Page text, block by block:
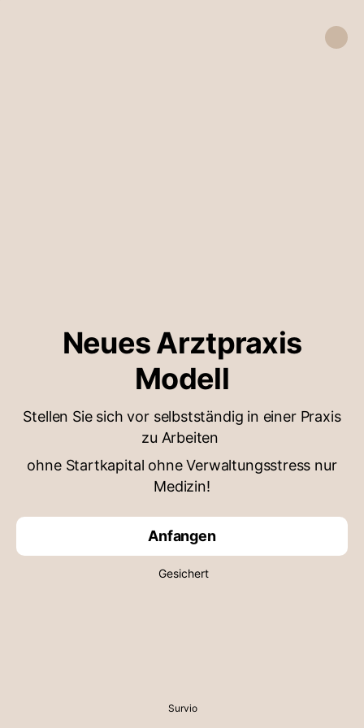
Neues Arztpraxis
Modell
Stellen Sie sich vor selbstständig in einer Praxis
zu Arbeiten
ohne Startkapital ohne Verwaltungsstress nur
Medizin!
Anfangen
Gesichert
Survio